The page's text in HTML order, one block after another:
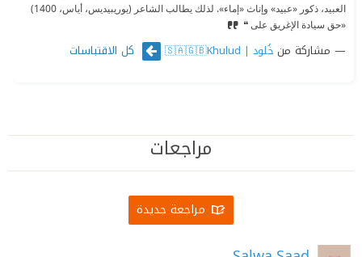
العبيد، ذكور «عبيد» وإناث «إماء». لذلك يطالب الشاعر (يوريبيديس، أياس، 1400)
«حق سيادة الإغريق على ❝
مشاركة من خُلود | 🇸🇦🇬🇧Khulud كل الاقتباسات
مراجعات
مراجعة جديدة